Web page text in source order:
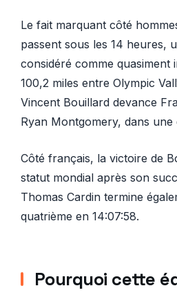
Le fait marquant côté
passent sous les 14 heures,
considéré comme quasiment
100,2 miles entre Olympic
Vincent Bouillard devance
Ryan Montgomery, dans une
Côté français, la victoire de
statut mondial après son
Thomas Cardin termine
quatrième en 14:07:58.
Pourquoi cette